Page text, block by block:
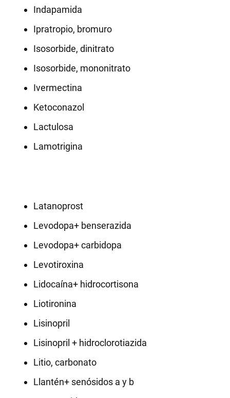
Indapamida
Ipratropio, bromuro
Isosorbide, dinitrato
Isosorbide, mononitrato
Ivermectina
Ketoconazol
Lactulosa
Lamotrigina
Latanoprost
Levodopa+ benserazida
Levodopa+ carbidopa
Levotiroxina
Lidocaína+ hidrocortisona
Liotironina
Lisinopril
Lisinopril + hidroclorotiazida
Litio, carbonato
Llantén+ senósidos a y b